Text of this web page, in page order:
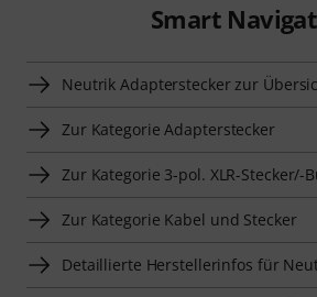
Smart
Neutrik Adapterstecker zur
Zur Kategorie Adapterstecker
Zur Kategorie 3-pol. XLR-Stecker/-
Zur Kategorie Kabel und Stecker
Detaillierte Herstellerinfos für